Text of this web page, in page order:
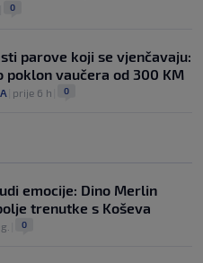
0
parove koji se vjenčavaju:
poklon vaučera od 300 KM
prije 6 h 0
emocije: Dino Merlin
trenutke s Koševa
0